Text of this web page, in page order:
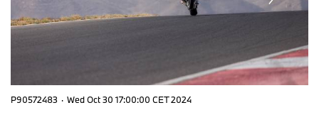
P90572483 · Wed Oct 30 17:00:00 CET 2024